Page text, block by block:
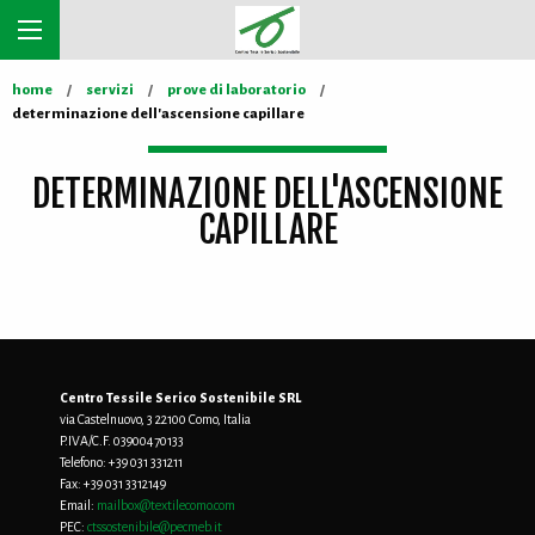
home servizi
prove di laboratorio
determinazione dell'ascensione capillare
DETERMINAZIONE DELL'ASCENSIONE
CAPILLARE
Centro Tessile Serico Sostenibile SRL
via Castelnuovo, 3 22100 Como, Italia
P.IVA/C.F. 03900470133
Telefono: +39 031 331211
Fax: +39 031 3312149
Email: mailbox@textilecomo.com
PEC: ctssostenibile@pecmeb.it